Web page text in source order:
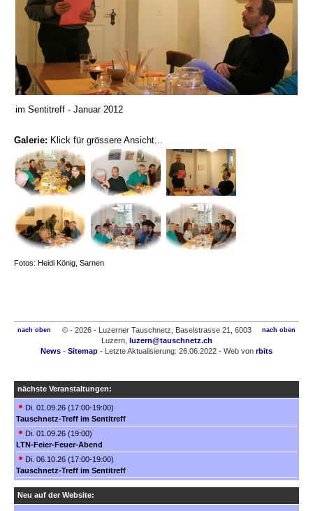
im Sentitreff - Januar 2012
Galerie: Klick für grössere Ansicht...
Fotos: Heidi König, Sarnen
nach oben nach oben
© - 2026 - Luzerner Tauschnetz, Baselstrasse 21, 6003
Luzern,
luzern@tauschnetz.ch
News - Sitemap - Letzte Aktualisierung: 26.06.2022 - Web von rbits
nächste Veranstaltungen:
Di. 01.09.26 (17:00-19:00)
Tauschnetz-Treff im Sentitreff
Di. 01.09.26 (19:00)
LTN-Feier-Feuer-Abend
Di. 06.10.26 (17:00-19:00)
Tauschnetz-Treff im Sentitreff
Neu auf der Website: